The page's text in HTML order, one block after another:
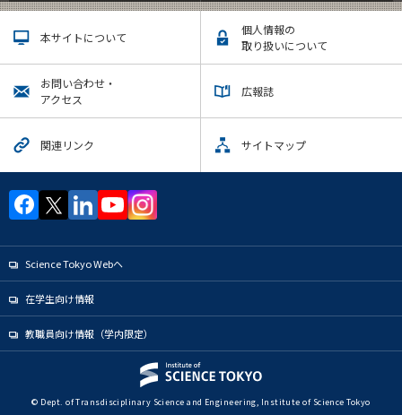
本サイトについて
個人情報の
取り扱いについて
お問い合わせ・
アクセス
広報誌
関連リンク サイトマップ
Science Tokyo Webヘ
在学生向け情報
教職員向け情報（学内限定）
© Dept. of Transdisciplinary Science and Engineering, Institute of Science Tokyo